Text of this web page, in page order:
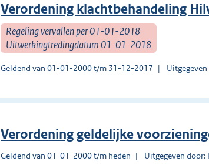
Verordening klachtbehandeling
Regeling vervallen per 01-01-2018
Uitwerkingtredingdatum 01-01-2018
Geldend van 01-01-2000 t/m 31-12-2017
Verordening geldelijke
Geldend van 01-01-2000 t/m heden Uitgegeven